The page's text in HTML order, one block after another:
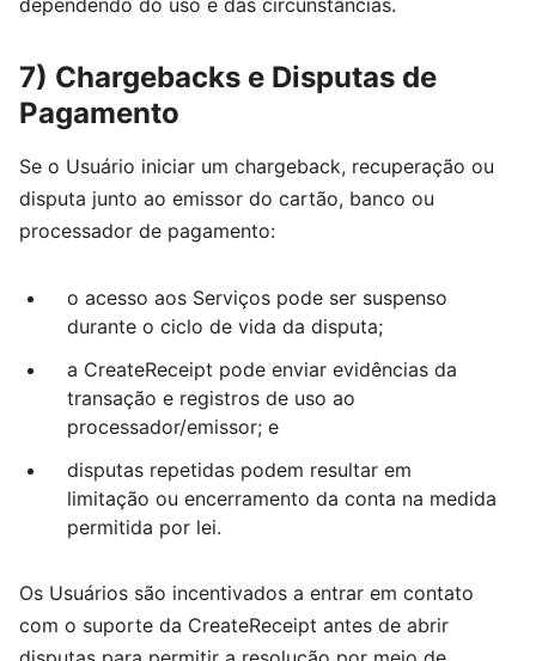
7) Chargebacks e Disputas de
Pagamento
Se o Usuário iniciar um chargeback, recuperação ou
disputa junto ao emissor do cartão, banco ou
processador de pagamento:
o acesso aos Serviços pode ser suspenso
durante o ciclo de vida da disputa;
a CreateReceipt pode enviar evidências da
transação e registros de uso ao
processador/emissor; e
disputas repetidas podem resultar em
limitação ou encerramento da conta na medida
permitida por lei.
Os Usuários são incentivados a entrar em contato
com o suporte da CreateReceipt antes de abrir